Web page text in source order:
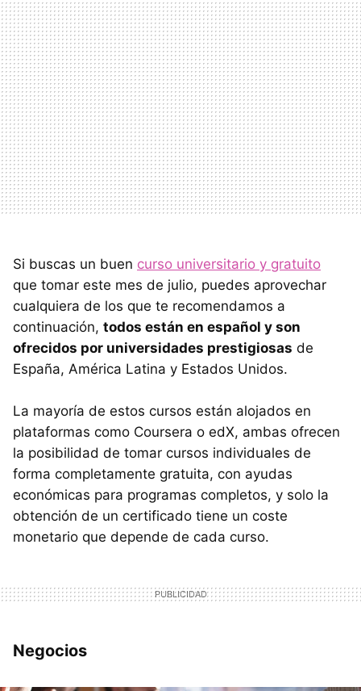
Si buscas un buen curso universitario y gratuito
que tomar este mes de julio, puedes aprovechar
cualquiera de los que te recomendamos a
continuación, todos están en español y son
ofrecidos por universidades prestigiosas de
España, América Latina y Estados Unidos.
La mayoría de estos cursos están alojados en
plataformas como Coursera o edX, ambas ofrecen
la posibilidad de tomar cursos individuales de
forma completamente gratuita, con ayudas
económicas para programas completos, y solo la
obtención de un certificado tiene un coste
monetario que depende de cada curso.
Negocios